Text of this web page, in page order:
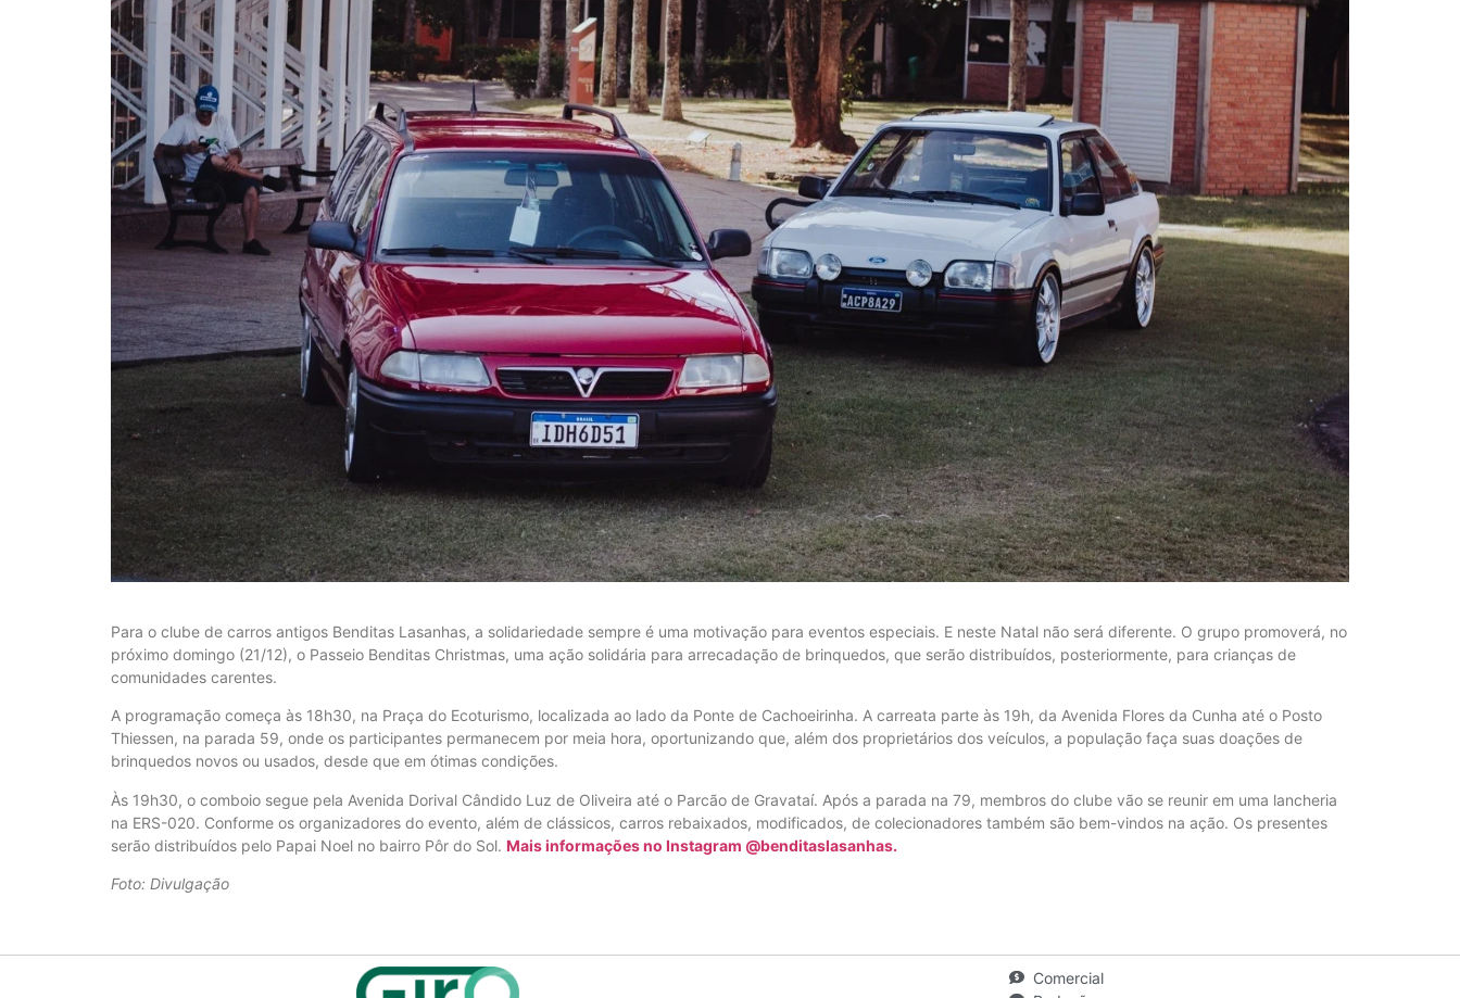
Para o clube de carros antigos Benditas Lasanhas, a solidariedade sempre é uma motivação para eventos especiais. E neste Natal não será diferente. O grupo promoverá, no
próximo domingo (21/12), o Passeio Benditas Christmas, uma ação solidária para arrecadação de brinquedos, que serão distribuídos, posteriormente, para crianças de
comunidades carentes.
A programação começa às 18h30, na Praça do Ecoturismo, localizada ao lado da Ponte de Cachoeirinha. A carreata parte às 19h, da Avenida Flores da Cunha até o Posto
Thiessen, na parada 59, onde os participantes permanecem por meia hora, oportunizando que, além dos proprietários dos veículos, a população faça suas doações de
brinquedos novos ou usados, desde que em ótimas condições.
Às 19h30, o comboio segue pela Avenida Dorival Cândido Luz de Oliveira até o Parcão de Gravataí. Após a parada na 79, membros do clube vão se reunir em uma lancheria
na ERS-020. Conforme os organizadores do evento, além de clássicos, carros rebaixados, modificados, de colecionadores também são bem-vindos na ação. Os presentes
serão distribuídos pelo Papai Noel no bairro Pôr do Sol. Mais informações no Instagram @benditaslasanhas.
Foto: Divulgação
Comercial